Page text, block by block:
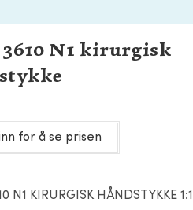
N1 kirurgisk
for å se prisen
N1 KIRURGISK HÅNDSTYKKE 1:1